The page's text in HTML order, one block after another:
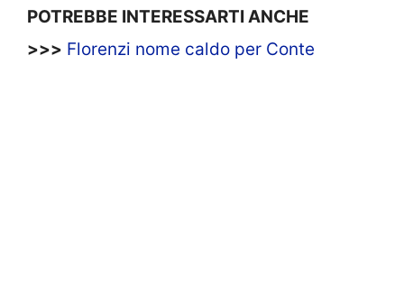
POTREBBE INTERESSARTI ANCHE
>>> Florenzi nome caldo per Conte